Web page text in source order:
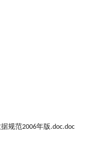
规范2006年版.doc.doc